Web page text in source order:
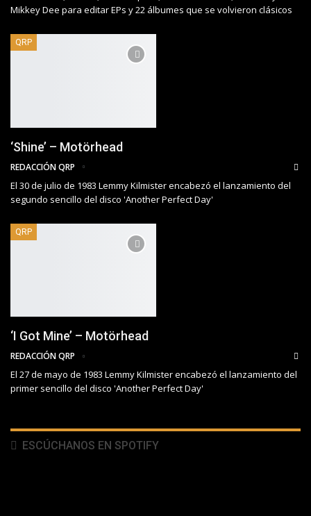
Mikkey Dee para editar EPs y 22 álbumes que se volvieron clásicos
QRP
‘Shine’ – Motörhead
REDACCIÓN QRP
El 30 de julio de 1983 Lemmy Kilmister encabezó el lanzamiento del
segundo sencillo del disco 'Another Perfect Day'
QRP
‘I Got Mine’ – Motörhead
REDACCIÓN QRP
El 27 de mayo de 1983 Lemmy Kilmister encabezó el lanzamiento del
primer sencillo del disco 'Another Perfect Day'
ESCÚCHANOS EN SPOTIFY